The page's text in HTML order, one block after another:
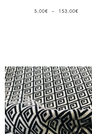
5,00€ – 153,00€PLAGE
DE